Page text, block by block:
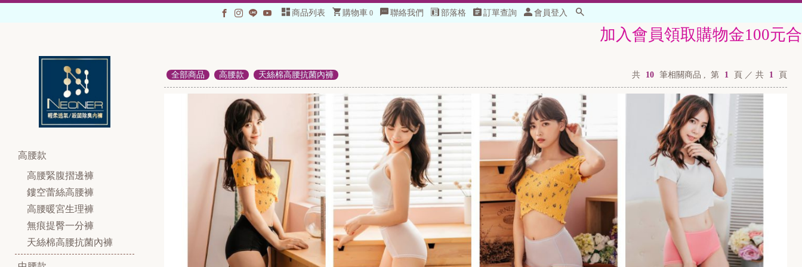
商品列表 購物車 0 聯絡我們 部落格 訂單查詢 會員登入
加入會員領取購物金100元合併優惠
高腰款
高腰緊腹摺邊褲
鏤空蕾絲高腰褲
高腰暖宮生理褲
無痕提臀一分褲
天絲棉高腰抗菌內褲
全部商品 高腰款 天絲棉高腰抗菌內褲 共 10 筆相關商品 , 第 1 頁 ／ 共 1 頁